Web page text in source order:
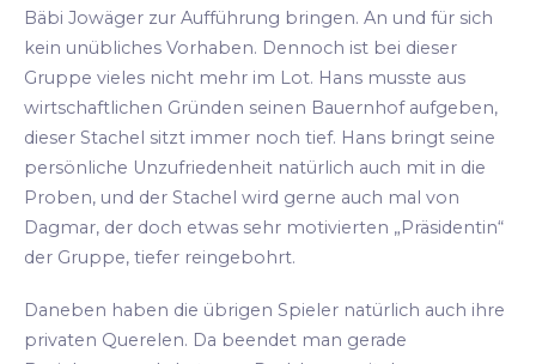
Bäbi Jowäger zur Aufführung bringen. An und für sich
kein unübliches Vorhaben. Dennoch ist bei dieser
Gruppe vieles nicht mehr im Lot. Hans musste aus
wirtschaftlichen Gründen seinen Bauernhof aufgeben,
dieser Stachel sitzt immer noch tief. Hans bringt seine
persönliche Unzufriedenheit natürlich auch mit in die
Proben, und der Stachel wird gerne auch mal von
Dagmar, der doch etwas sehr motivierten „Präsidentin“
der Gruppe, tiefer reingebohrt.
Daneben haben die übrigen Spieler natürlich auch ihre
privaten Querelen. Da beendet man gerade